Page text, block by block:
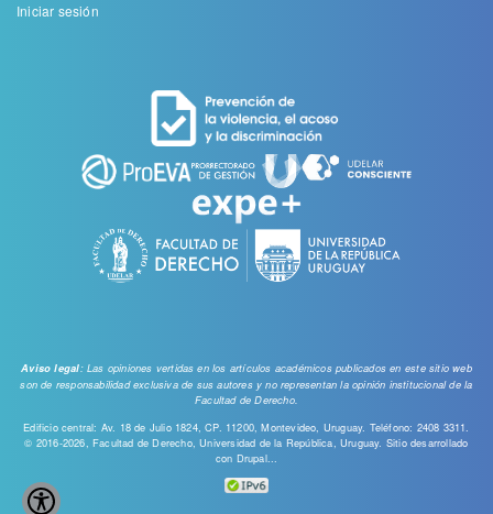
Menu
Iniciar sesión
Aviso legal: Las opiniones vertidas en los artículos académicos publicados en este sitio web
son de responsabilidad exclusiva de sus autores y no representan la opinión institucional de la
Facultad de Derecho.
Edificio central: Av. 18 de Julio 1824, CP. 11200, Montevideo, Uruguay. Teléfono: 2408 3311.
© 2016-2026, Facultad de Derecho, Universidad de la República, Uruguay. Sitio desarrollado
con Drupal...